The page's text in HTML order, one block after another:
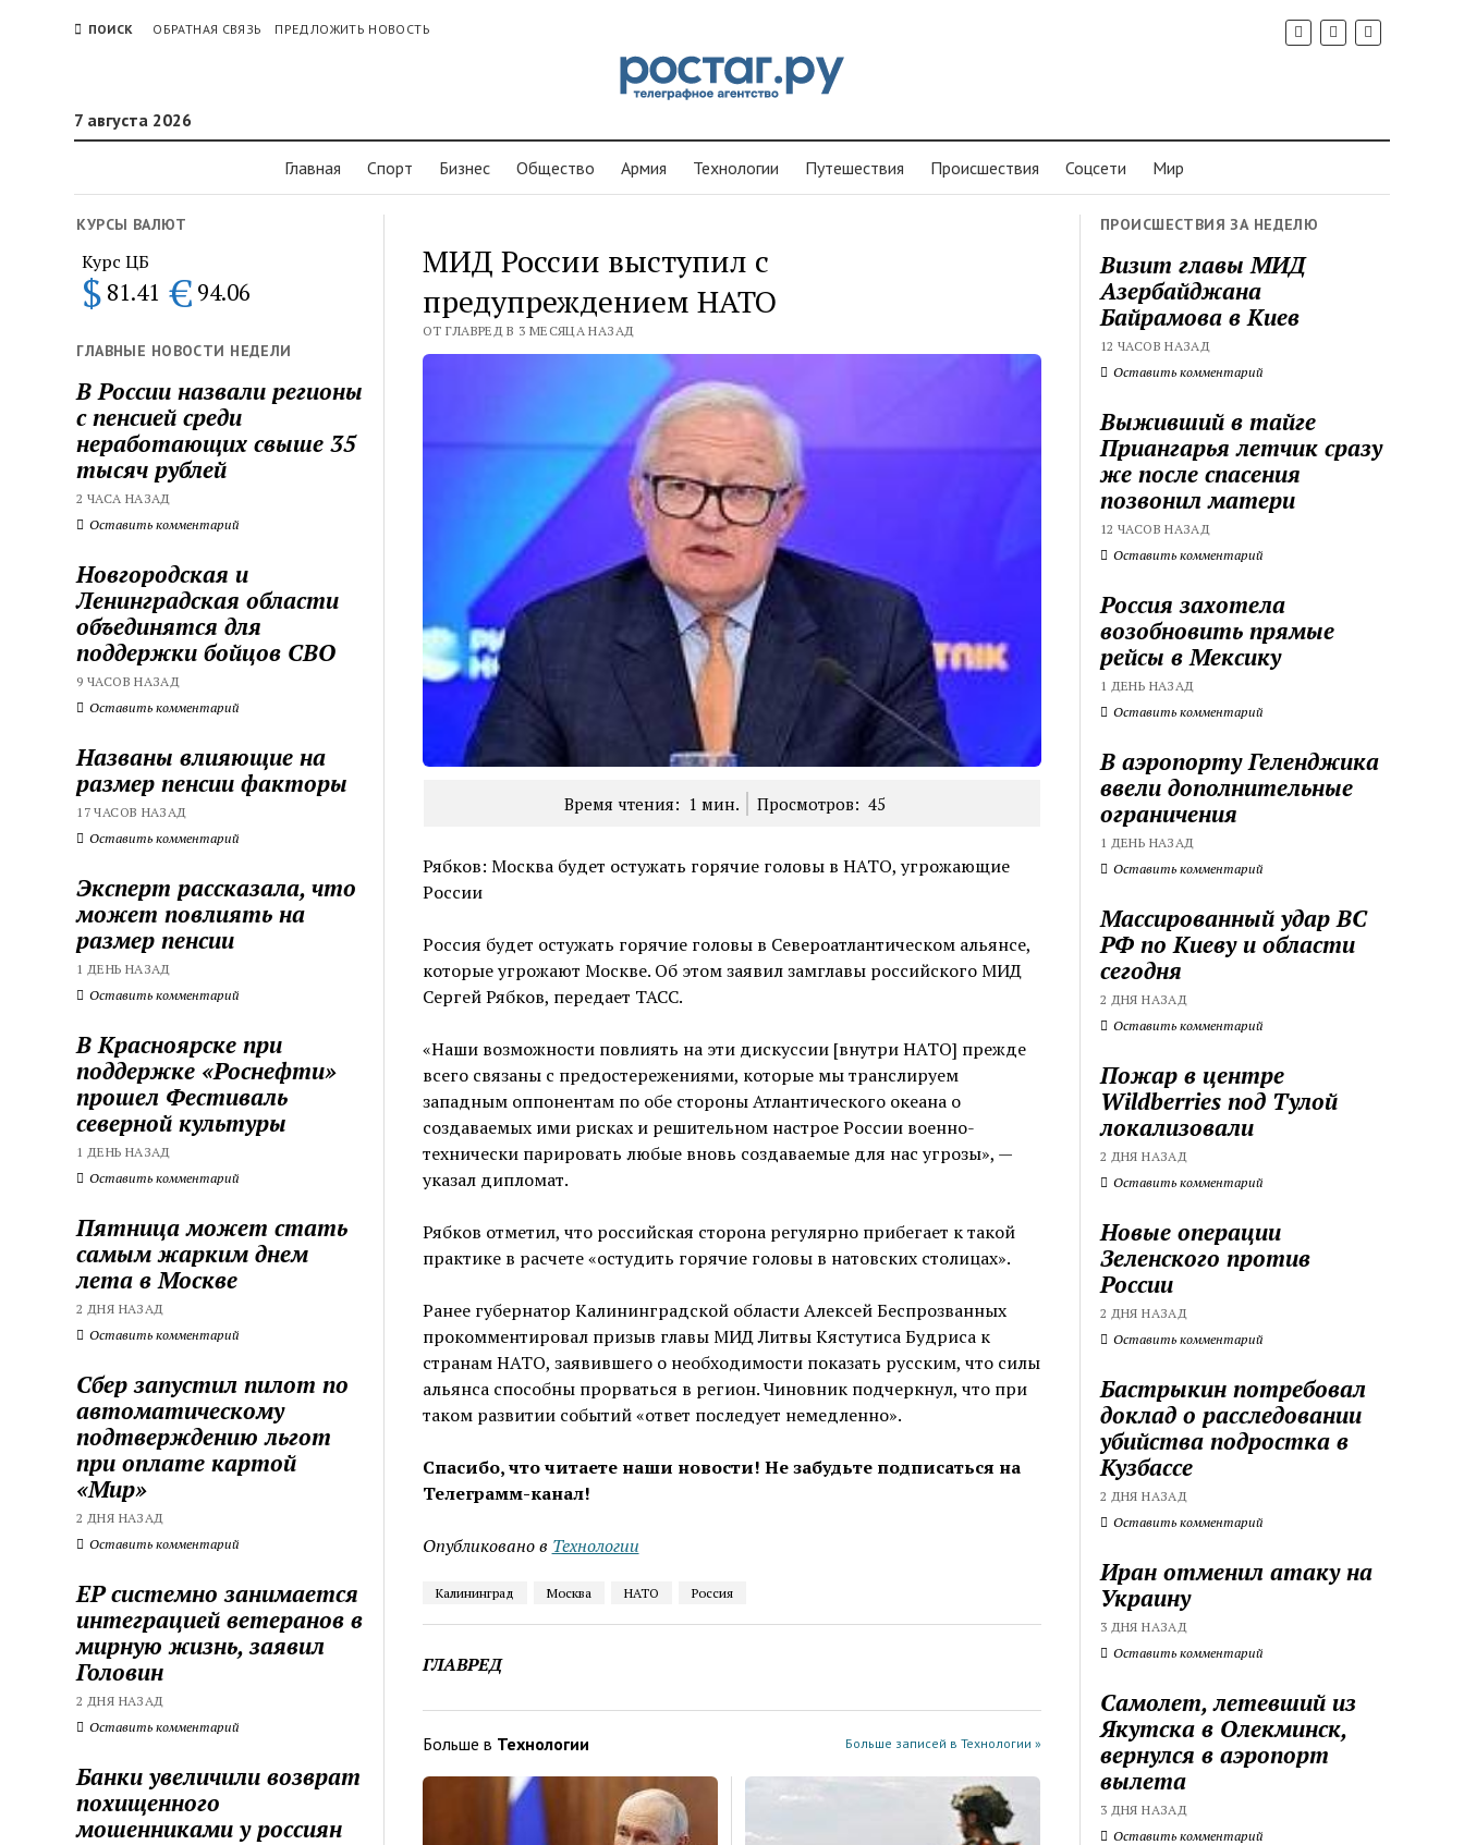
ПОИСК ОБРАТНАЯ СВЯЗЬ ПРЕДЛОЖИТЬ НОВОСТЬ
7 августа 2026
Главная Спорт Бизнес Общество Армия Технологии Путешествия Проиcшествия Соцсети Мир
КУРСЫ ВАЛЮТ
Курс ЦБ
$ 81.41 € 94.06
ГЛАВНЫЕ НОВОСТИ НЕДЕЛИ
В России назвали регионы
с пенсией среди
неработающих свыше 35
тысяч рублей
2 ЧАСА НАЗАД
Оставить комментарий
Новгородская и
Ленинградская области
объединятся для
поддержки бойцов СВО
9 ЧАСОВ НАЗАД
Оставить комментарий
Названы влияющие на
размер пенсии факторы
17 ЧАСОВ НАЗАД
Оставить комментарий
Эксперт рассказала, что
может повлиять на
размер пенсии
1 ДЕНЬ НАЗАД
Оставить комментарий
В Красноярске при
поддержке «Роснефти»
прошел Фестиваль
северной культуры
1 ДЕНЬ НАЗАД
Оставить комментарий
Пятница может стать
самым жарким днем
лета в Москве
2 ДНЯ НАЗАД
Оставить комментарий
Сбер запустил пилот по
автоматическому
подтверждению льгот
при оплате картой
«Мир»
2 ДНЯ НАЗАД
Оставить комментарий
ЕР системно занимается
интеграцией ветеранов в
мирную жизнь, заявил
Головин
2 ДНЯ НАЗАД
Оставить комментарий
Банки увеличили возврат
похищенного
мошенниками у россиян
МИД России выступил с
предупреждением НАТО
ОТ ГЛАВРЕД В 3 МЕСЯЦА НАЗАД
Время чтения: 1 мин. Просмотров: 45
Рябков: Москва будет остужать горячие головы в НАТО, угрожающие
России
Россия будет остужать горячие головы в Североатлантическом альянсе,
которые угрожают Москве. Об этом заявил замглавы российского МИД
Сергей Рябков, передает ТАСС.
«Наши возможности повлиять на эти дискуссии [внутри НАТО] прежде
всего связаны с предостережениями, которые мы транслируем
западным оппонентам по обе стороны Атлантического океана о
создаваемых ими рисках и решительном настрое России военно-
технически парировать любые вновь создаваемые для нас угрозы», —
указал дипломат.
Рябков отметил, что российская сторона регулярно прибегает к такой
практике в расчете «остудить горячие головы в натовских столицах».
Ранее губернатор Калининградской области Алексей Беспрозванных
прокомментировал призыв главы МИД Литвы Кястутиса Будриса к
странам НАТО, заявившего о необходимости показать русским, что силы
альянса способны прорваться в регион. Чиновник подчеркнул, что при
таком развитии событий «ответ последует немедленно».
Спасибо, что читаете наши новости! Не забудьте подписаться на
Телеграмм-канал!
Опубликовано в Технологии
Калининград Москва НАТО Россия
ГЛАВРЕД
Больше в Технологии Больше записей в Технологии »
ПРОИСШЕСТВИЯ ЗА НЕДЕЛЮ
Визит главы МИД
Азербайджана
Байрамова в Киев
12 ЧАСОВ НАЗАД
Оставить комментарий
Выживший в тайге
Приангарья летчик сразу
же после спасения
позвонил матери
12 ЧАСОВ НАЗАД
Оставить комментарий
Россия захотела
возобновить прямые
рейсы в Мексику
1 ДЕНЬ НАЗАД
Оставить комментарий
В аэропорту Геленджика
ввели дополнительные
ограничения
1 ДЕНЬ НАЗАД
Оставить комментарий
Массированный удар ВС
РФ по Киеву и области
сегодня
2 ДНЯ НАЗАД
Оставить комментарий
Пожар в центре
Wildberries под Тулой
локализовали
2 ДНЯ НАЗАД
Оставить комментарий
Новые операции
Зеленского против
России
2 ДНЯ НАЗАД
Оставить комментарий
Бастрыкин потребовал
доклад о расследовании
убийства подростка в
Кузбассе
2 ДНЯ НАЗАД
Оставить комментарий
Иран отменил атаку на
Украину
3 ДНЯ НАЗАД
Оставить комментарий
Самолет, летевший из
Якутска в Олекминск,
вернулся в аэропорт
вылета
3 ДНЯ НАЗАД
Оставить комментарий